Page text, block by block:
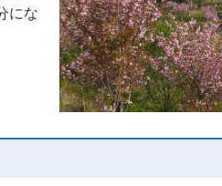
にな